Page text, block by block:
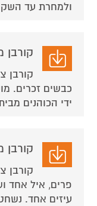
ולמחרת עד
קורבן
כבשים זכרים.
ידי הכוהנים
קורבן
פרים, איל אחד
עיזים אחד.